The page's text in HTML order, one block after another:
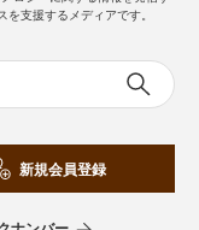
支援するメディアです。
新規会員登録